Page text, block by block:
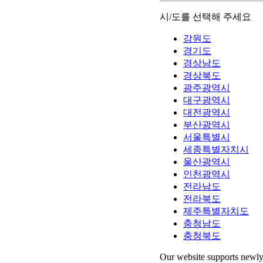
시/도를 선택해 주세요
강원도
경기도
경상남도
경상북도
광주광역시
대구광역시
대전광역시
부산광역시
서울특별시
세종특별자치시
울산광역시
인천광역시
전라남도
전라북도
제주특별자치도
충청남도
충청북도
Our website supports